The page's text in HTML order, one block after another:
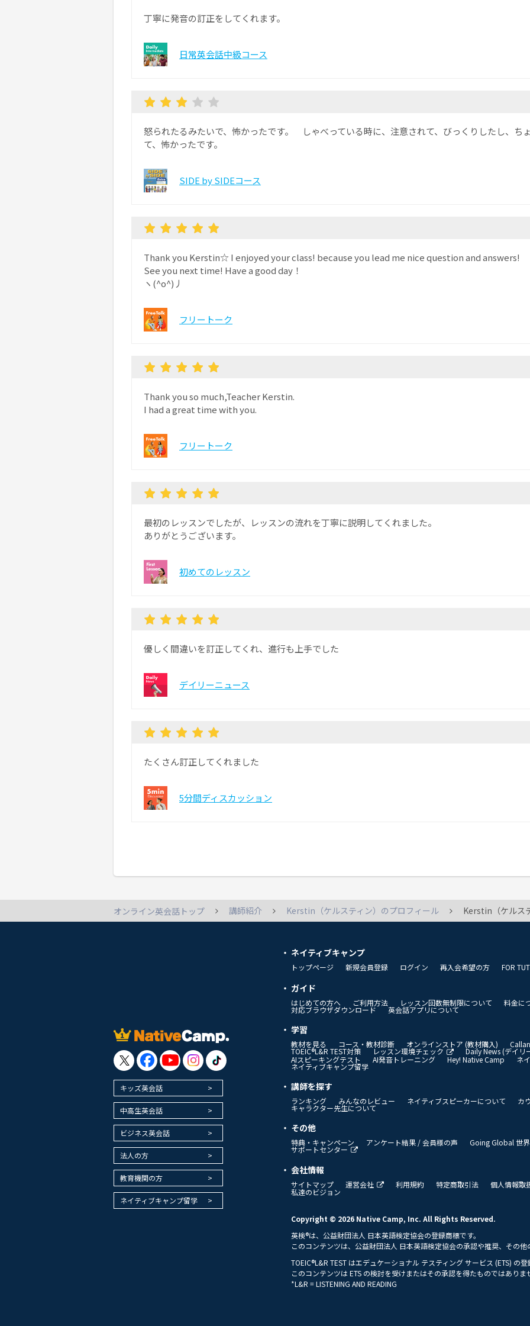
丁寧に発音の訂正をしてくれます。
日常英会話中級コース
怒られたるみたいで、怖かったです。 しゃべっている時に、注意されて、びっくりしたし、ち
て、怖かったです。
SIDE by SIDEコース
Thank you Kerstin☆ I enjoyed your class! because you lead me nice question and answers!
See you next time! Have a good day！
ヽ(^o^)丿
フリートーク
Thank you so much,Teacher Kerstin.
I had a great time with you.
フリートーク
最初のレッスンでしたが、レッスンの流れを丁寧に説明してくれました。
ありがとうございます。
初めてのレッスン
優しく間違いを訂正してくれ、進行も上手でした
デイリーニュース
たくさん訂正してくれました
5分間ディスカッション
オンライン英会話トップ 講師紹介 Kerstin（ケルスティン）のプロフィール Kerstin（ケルス
キッズ英会話
中高生英会話
ビジネス英会話
法人の方
教育機関の方
ネイティブキャンプ留学
ネイティブキャンプ
トップページ 新規会員登録 ログイン 再入会希望の方 FOR
ガイド
はじめての方へ ご利用方法 レッスン回数無制限について 料金に
対応ブラウザダウンロード 英会話アプリについて
学習
教材を見る コース・教材診断 オンラインストア (教材購入)
TOEIC®L&R TEST対策 レッスン環境チェック Daily News (デイリ
AIスピーキングテスト
AI発音トレーニング Hey! Native Camp ネ
ネイティブキャンプ留学
講師を探す
ランキング みんなのレビュー ネイティブスピーカーについて カ
キャラクター先生について
その他
特典・キャンペーン アンケート結果 / 会員様の声 Going Global 世
サポートセンター
会社情報
サイトマップ 運営会社 利用規約 特定商取引法 個人情報取
私達のビジョン
Copyright © 2026 Native Camp, Inc. All Rights Reserved.
英検®は、公益財団法人 日本英語検定協会の登録商標です。
このコンテンツは、公益財団法人 日本英語検定協会の承認や推奨、その他
TOEIC®L&R TEST はエデュケーショナル テスティング サービス (ETS) の登
このコンテンツは ETS の検討を受けまたはその承認を得たものではありま
*L&R = LISTENING AND READING